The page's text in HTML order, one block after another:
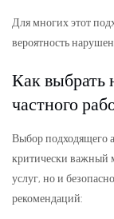
Для многих этот
вероятность
Как выбрать
частного
Выбор подходящего
критически важный
услуг, но и
рекомендаций: